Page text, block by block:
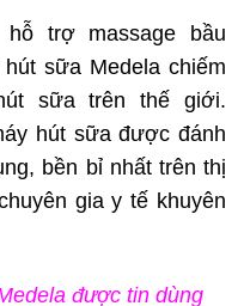
trợ massage bầu
sữa Medela chiếm
sữa trên thế giới.
hút sữa được đánh
bền bỉ nhất trên thị
gia y tế khuyên
được tin dùng